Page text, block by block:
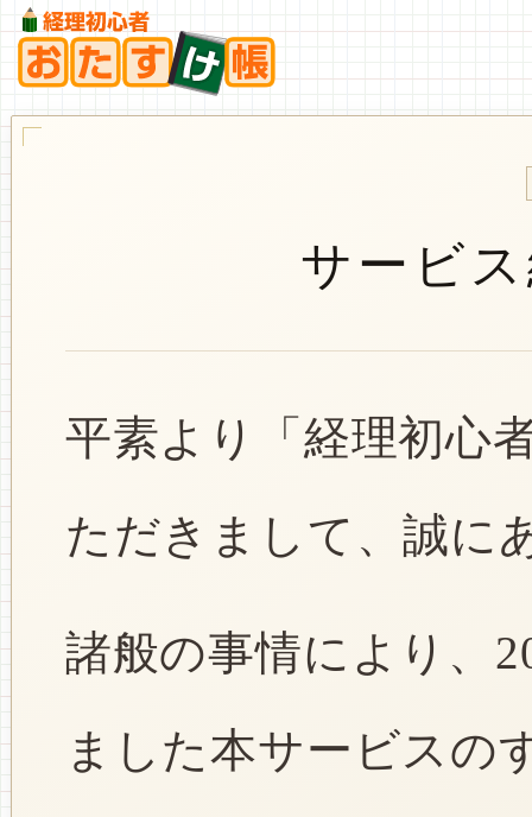
サービ
平素より「経理初心
ただきまして、誠に
諸般の事情により、
ました本サービスの